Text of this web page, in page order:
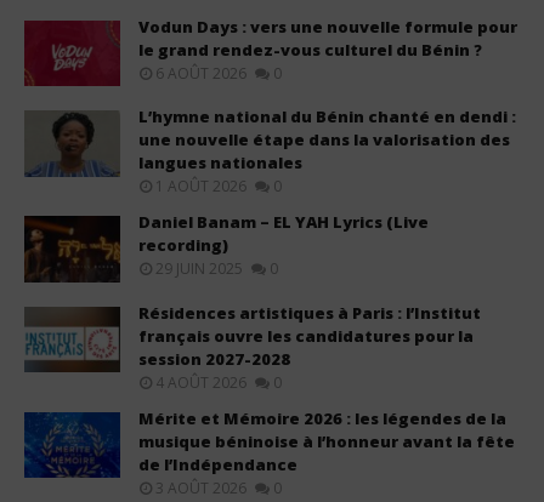
Vodun Days : vers une nouvelle formule pour
le grand rendez-vous culturel du Bénin ?
6 AOÛT 2026 0
L’hymne national du Bénin chanté en dendi :
une nouvelle étape dans la valorisation des
langues nationales
1 AOÛT 2026 0
Daniel Banam – EL YAH Lyrics (Live
recording)
29 JUIN 2025 0
Résidences artistiques à Paris : l’Institut
français ouvre les candidatures pour la
session 2027-2028
4 AOÛT 2026 0
Mérite et Mémoire 2026 : les légendes de la
musique béninoise à l’honneur avant la fête
de l’Indépendance
3 AOÛT 2026 0